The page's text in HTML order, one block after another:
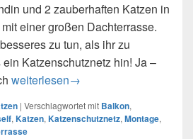
und 2 zauberhaften Katzen in
einer großen Dachterrasse.
zu tun, als ihr zu
Katzenschutznetz hin! Ja –
Katzensicherheit auf dem Balkon =
weiterlesen→
| Verschlagwortet mit Balkon,
, Katzen, Katzenschutznetz, Montage,